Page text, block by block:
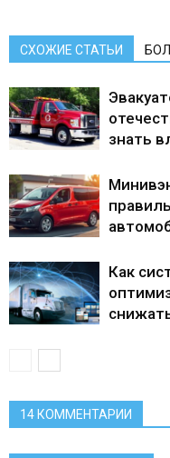
СХОЖИЕ СТАТЬИ
знать
Как
14 КОММЕНТАРИИ